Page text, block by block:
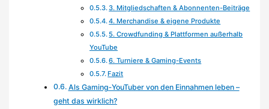
3. Mitgliedschaften & Abonnenten-Beiträge
4. Merchandise & eigene Produkte
5. Crowdfunding & Plattformen außerhalb
YouTube
6. Turniere & Gaming-Events
Fazit
Als Gaming‑YouTuber von den Einnahmen leben –
geht das wirklich?